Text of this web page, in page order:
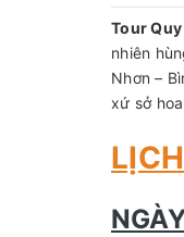
Tour
nhiên
Nhơn –
xứ sở